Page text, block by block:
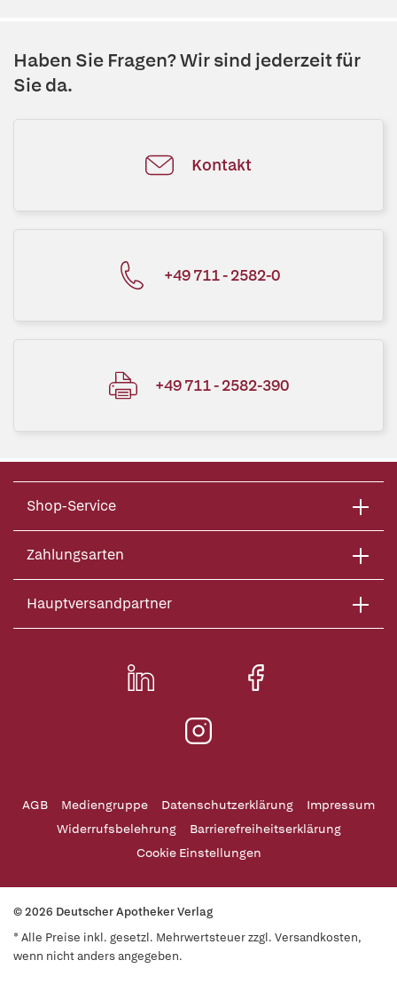
Haben Sie Fragen? Wir sind jederzeit für
Sie da.
Kontakt
+49 711 - 2582-0
+49 711 - 2582-390
Shop-Service
Zahlungsarten
Hauptversandpartner
AGB Mediengruppe Datenschutzerklärung
Impressum
Widerrufsbelehrung
Barrierefreiheitserklärung
Cookie Einstellungen
© 2026 Deutscher Apotheker Verlag
* Alle Preise inkl. gesetzl. Mehrwertsteuer zzgl. Versandkosten,
wenn nicht anders angegeben.